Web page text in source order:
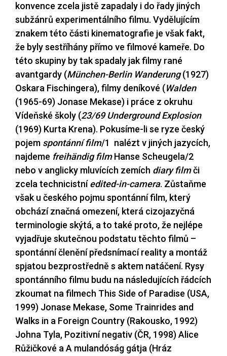
konvence zcela jistě zapadaly i do řady jiných
subžánrů experimentálního filmu. Vydělujícím
znakem této části kinematografie je však fakt,
že byly sestříhány přímo ve filmové kameře. Do
této skupiny by tak spadaly jak filmy rané
avantgardy (München-Berlin Wanderung(1927)
Oskara Fischingera), filmy deníkové (Walden
(1965-69) Jonase Mekase) i práce z okruhu
Vídeňské školy (23/69 Underground Explosion
(1969) Kurta Krena). Pokusíme-li se ryze český
pojem spontánní film/1 nalézt v jiných jazycích,
najdeme freihändig filmHanse Scheugela/2
nebo v anglicky mluvících zemích diary filmči
zcela technicistníedited-in-camera. Zůstaňme
však u českého pojmu spontánní film, který
obchází značná omezení, která cizojazyčná
terminologie skýtá, a to také proto, že nejlépe
vyjadřuje skutečnou podstatu těchto filmů –
spontánní členění předsnímací reality a montáž
spjatou bezprostředně s aktem natáčení. Rysy
spontánního filmu budu na následujících řádcích
zkoumat na filmech This Side of Paradise (USA,
1999) Jonase Mekase, Some Trainrides and
Walks in a Foreign Country (Rakousko, 1992)
Johna Tyla, Pozitivní negativ (ČR, 1998) Alice
Růžičkové a A mulandóság gátja (Hráz